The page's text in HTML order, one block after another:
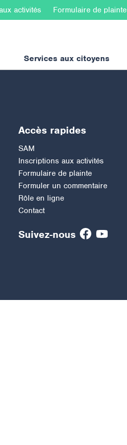
Services aux citoyens
activités Formulaire de plainte
Accès rapides
SAM
Inscriptions aux activités
Formulaire de plainte
Formuler un commentaire
Rôle en ligne
Contact
Suivez-nous